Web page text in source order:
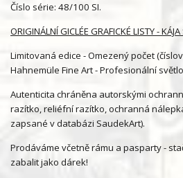
Číslo série: 48/100 SI.
ORIGINÁLNÍ GICLÉE GRAFICKÉ LISTY -
Limitovaná edice - Omezený počet
Hahnemüle Fine Art - Profesionální
Autenticita chráněna autorskými
razítko, reliéfní razítko, ochranná
zapsané v databázi SaudekArt).
Prodáváme včetně rámu a pasparty -
zabalit jako dárek!